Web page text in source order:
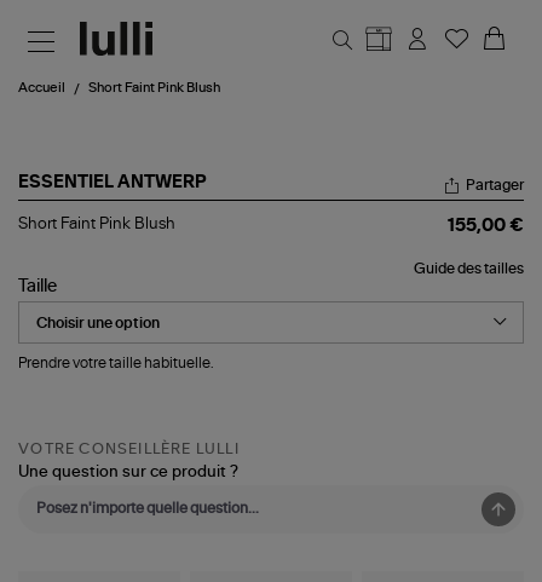
Accueil Short Faint Pink Blush
ESSENTIEL ANTWERP
Short
Blush
Partager
Short Faint Pink Blush 155,00 €
Guide des tailles
Taille
Prendre votre taille habituelle.
VOTRE CONSEILLÈRE LULLI
Une question sur ce produit ?